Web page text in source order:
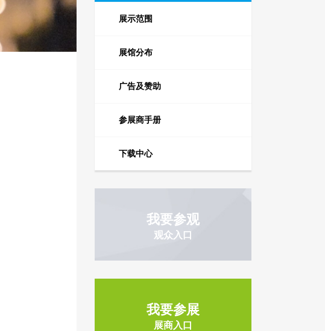
展示范围
展馆分布
广告及赞助
参展商手册
下载中心
我要参观
观众入口
我要参展
展商入口